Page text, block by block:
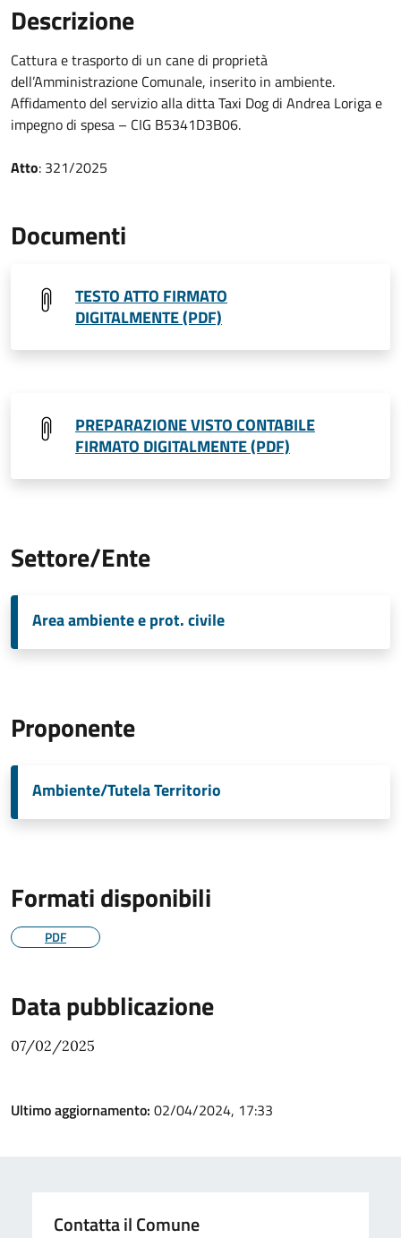
Descrizione
Cattura e trasporto di un cane di proprietà
dell’Amministrazione Comunale, inserito in ambiente.
Affidamento del servizio alla ditta Taxi Dog di Andrea Loriga e
impegno di spesa – CIG B5341D3B06.
Atto: 321/2025
Documenti
TESTO ATTO FIRMATO
DIGITALMENTE (PDF)
PREPARAZIONE VISTO CONTABILE
FIRMATO DIGITALMENTE (PDF)
Settore/Ente
Area ambiente e prot. civile
Proponente
Ambiente/Tutela Territorio
Formati disponibili
PDF
Data pubblicazione
07/02/2025
Ultimo aggiornamento: 02/04/2024, 17:33
Contatta il Comune